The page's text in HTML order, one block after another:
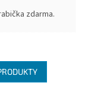
zdarma.